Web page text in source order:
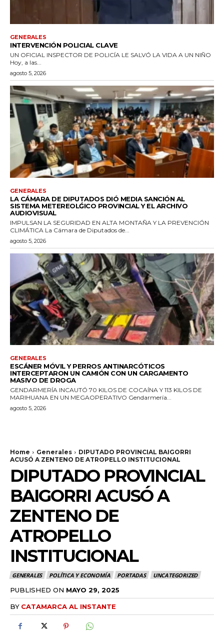
GENERALES
INTERVENCIÓN POLICIAL CLAVE
UN OFICIAL INSPECTOR DE POLICÍA LE SALVÓ LA VIDA A UN NIÑO
Hoy, a las...
agosto 5, 2026
GENERALES
LA CÁMARA DE DIPUTADOS DIÓ MEDIA SANCIÓN AL
SISTEMA METEREOLǴICO PROVINCIAL Y EL ARCHIVO
AUDIOVISUAL
IMPULSAN LA SEGURIDAD EN ALTA MONTAÑA Y LA PREVENCIÓN
CLIMÁTICA La Cámara de Diputados de...
agosto 5, 2026
GENERALES
ESCÁNER MÓVIL Y PERROS ANTINARCÓTICOS
INTERCEPTARON UN CAMIÓN CON UN CARGAMENTO
MASIVO DE DROGA
GENDARMERÍA INCAUTÓ 70 KILOS DE COCAÍNA Y 113 KILOS DE
MARIHUANA EN UN MEGAOPERATIVO Gendarmería...
agosto 5, 2026